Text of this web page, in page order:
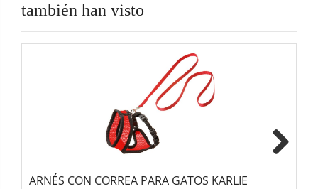
también han visto
ARNÉS CON CORREA PARA GATOS KARLIE